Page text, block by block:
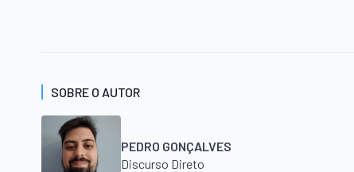
SOBRE O AUTOR
PEDRO GONÇALVES
Discurso Direto